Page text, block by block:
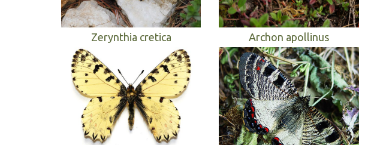
Zerynthia cretica Archon apollinus